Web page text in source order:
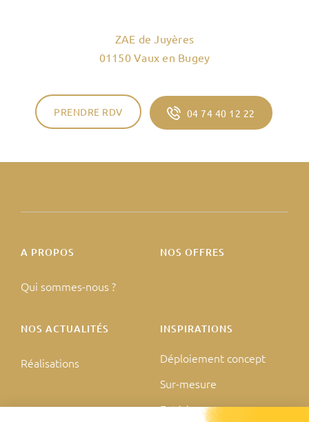
ZAE de Juyères
01150 Vaux en Bugey
PRENDRE RDV 04 74 40 12 22
A PROPOS
Qui sommes-nous ?
NOS OFFRES
NOS ACTUALITÉS
Réalisations
INSPIRATIONS
Déploiement concept
Sur-mesure
Extérieur